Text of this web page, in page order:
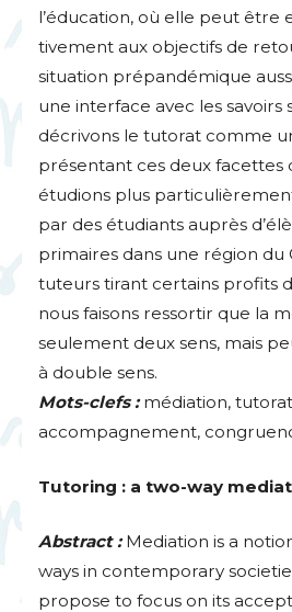
l’éducation, où elle peut être
tivement aux objectifs de
situation prépandémique
une interface avec les savoirs
décrivons le tutorat comme
présentant ces deux facettes
étudions plus
par des étudiants auprès
primaires dans une région du
tuteurs tirant certains profits
nous faisons ressortir que la
seulement deux sens, mais
à double sens.
Mots-clefs : médiation,
accompagnement,
Tutoring : a two-way
Abstract : Mediation is a
ways in contemporary
propose to focus on its